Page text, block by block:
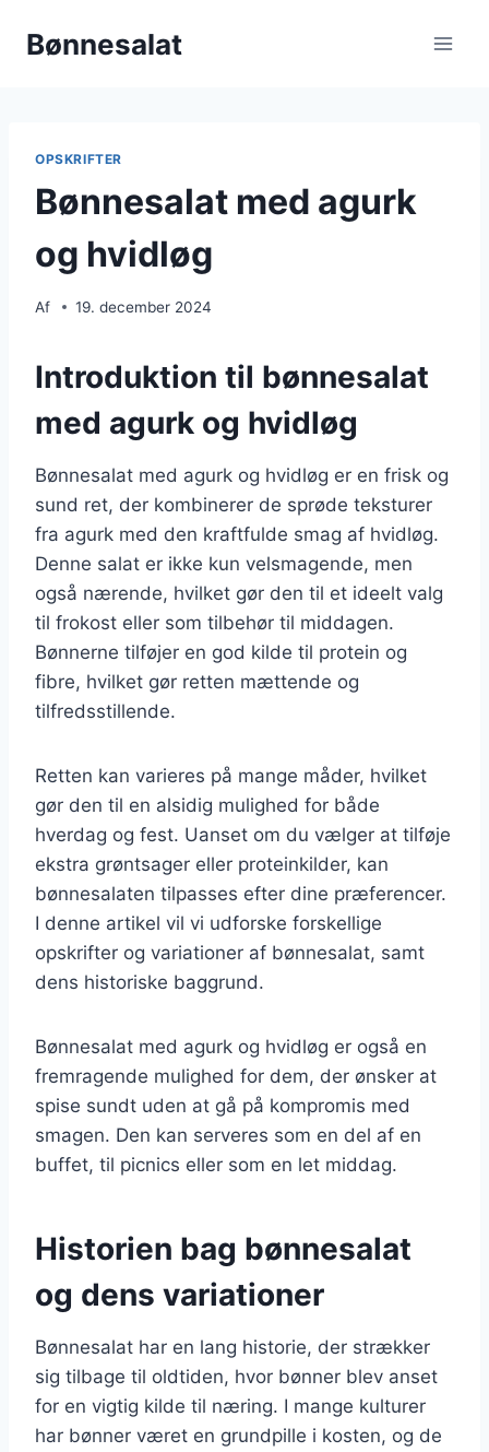
Bønnesalat
OPSKRIFTER
Bønnesalat med agurk
og hvidløg
Af 19. december 2024
Introduktion til bønnesalat
med agurk og hvidløg
Bønnesalat med agurk og hvidløg er en frisk og
sund ret, der kombinerer de sprøde teksturer
fra agurk med den kraftfulde smag af hvidløg.
Denne salat er ikke kun velsmagende, men
også nærende, hvilket gør den til et ideelt valg
til frokost eller som tilbehør til middagen.
Bønnerne tilføjer en god kilde til protein og
fibre, hvilket gør retten mættende og
tilfredsstillende.
Retten kan varieres på mange måder, hvilket
gør den til en alsidig mulighed for både
hverdag og fest. Uanset om du vælger at tilføje
ekstra grøntsager eller proteinkilder, kan
bønnesalaten tilpasses efter dine præferencer.
I denne artikel vil vi udforske forskellige
opskrifter og variationer af bønnesalat, samt
dens historiske baggrund.
Bønnesalat med agurk og hvidløg er også en
fremragende mulighed for dem, der ønsker at
spise sundt uden at gå på kompromis med
smagen. Den kan serveres som en del af en
buffet, til picnics eller som en let middag.
Historien bag bønnesalat
og dens variationer
Bønnesalat har en lang historie, der strækker
sig tilbage til oldtiden, hvor bønner blev anset
for en vigtig kilde til næring. I mange kulturer
har bønner været en grundpille i kosten, og de